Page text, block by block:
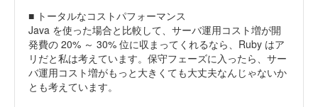
■ トータルなコストパフォーマンス
Java を使った場合と比較して、サーバ運用コスト増が開
発費の 20% ～ 30% 位に収まってくれるなら、Ruby はア
リだと私は考えています。保守フェーズに入ったら、サー
バ運用コスト増がもっと大きくても大丈夫なんじゃないか
とも考えています。